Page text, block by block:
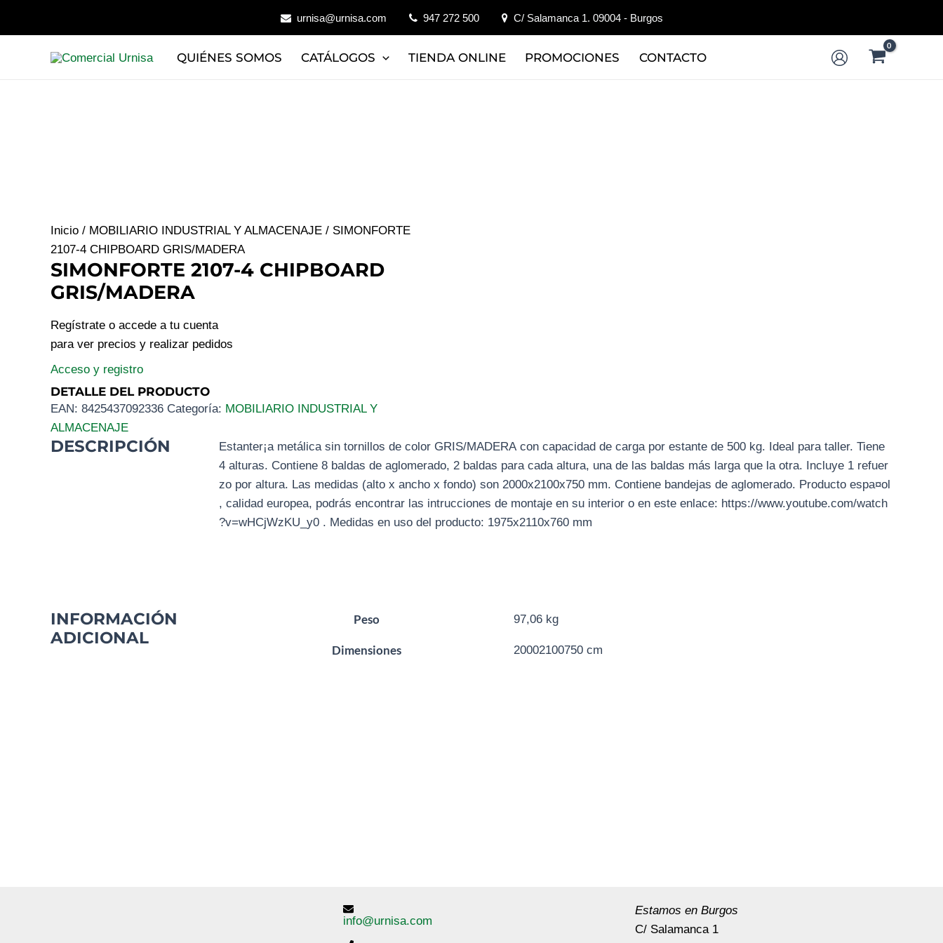
urnisa@urnisa.com 947 272 500 C/ Salamanca 1. 09004 - Burgos
QUIÉNES SOMOS CATÁLOGOS TIENDA ONLINE PROMOCIONES CONTACTO
Inicio / MOBILIARIO INDUSTRIAL Y ALMACENAJE / SIMONFORTE
2107-4 CHIPBOARD GRIS/MADERA
SIMONFORTE 2107-4 CHIPBOARD
GRIS/MADERA
Regístrate o accede a tu cuenta
para ver precios y realizar pedidos
Acceso y registro
DETALLE DEL PRODUCTO
EAN: 8425437092336 Categoría: MOBILIARIO INDUSTRIAL Y
ALMACENAJE
DESCRIPCIÓN
Estanter¡a metálica sin tornillos de color GRIS/MADERA con capacidad de carga por estante de 500 kg. Ideal para taller. Tiene
4 alturas. Contiene 8 baldas de aglomerado, 2 baldas para cada altura, una de las baldas más larga que la otra. Incluye 1 refuer
zo por altura. Las medidas (alto x ancho x fondo) son 2000x2100x750 mm. Contiene bandejas de aglomerado. Producto espa¤ol
, calidad europea, podrás encontrar las intrucciones de montaje en su interior o en este enlace: https://www.youtube.com/watch
?v=wHCjWzKU_y0 . Medidas en uso del producto: 1975x2110x760 mm
INFORMACIÓN
ADICIONAL
Peso 97,06 kg
Dimensiones 20002100750 cm
info@urnisa.com
Estamos en Burgos
C/ Salamanca 1